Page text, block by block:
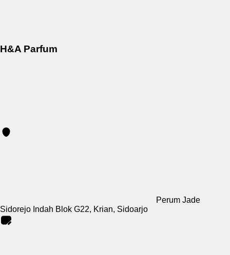
H&A Parfum
Perum Jade
Sidorejo Indah Blok G22, Krian, Sidoarjo